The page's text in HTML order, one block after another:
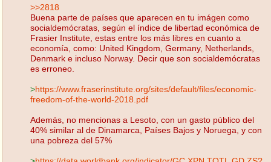
>>2818
Buena parte de países que aparecen en tu imágen como
socialdemócratas, según el índice de libertad económica de
Frasier Institute, estas entre los más libres en cuanto a
economía, como: United Kingdom, Germany, Netherlands,
Denmark e incluso Norway. Decir que son socialdemócratas
es erroneo.
>https://www.fraserinstitute.org/sites/default/files/economic-
freedom-of-the-world-2018.pdf
Además, no mencionas a Lesoto, con un gasto público del
40% similar al de Dinamarca, Países Bajos y Noruega, y con
una pobreza del 57%